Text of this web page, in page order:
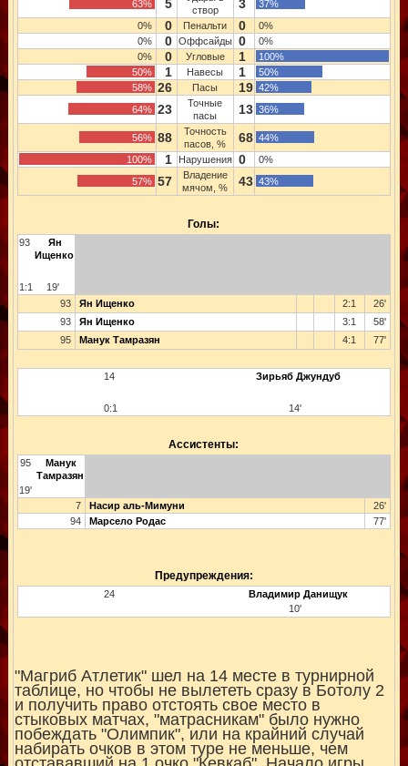
63%
5
створ
3
37%
0%
0 Пенальти 0
0%
0%
0 Оффсайды 0
0%
0%
0 Угловые 1
100%
50%
1 Навесы 1
50%
58% 26 Пасы 19 42%
64% 23
Точные
пасы
13 36%
56% 88
Точность
пасов, %
68 44%
100%
1 Нарушения 0
0%
57% 57
Владение
мячом, %
43 43%
Голы:
93
Ян
Ищенко
1:1
19'
93
Ян Ищенко 2:1
26'
93
Ян Ищенко 3:1
58'
95
Манук Тамразян 4:1 77'
14 Зирьяб Джундуб
0:1 14'
Ассистенты:
95
Манук
Тамразян
19'
7
Насир аль-Мимуни
26'
94
Марсело Родас 77'
Предупреждения:
24
Владимир Данищук
10'
"Магриб Атлетик" шел на 14 месте в турнирной
таблице, но чтобы не вылететь сразу в Ботолу 2
и получить право отстоять свое место в
стыковых матчах, "матрасникам" было нужно
побеждать "Олимпик", или на крайний случай
набирать очков в этом туре не меньше, чем